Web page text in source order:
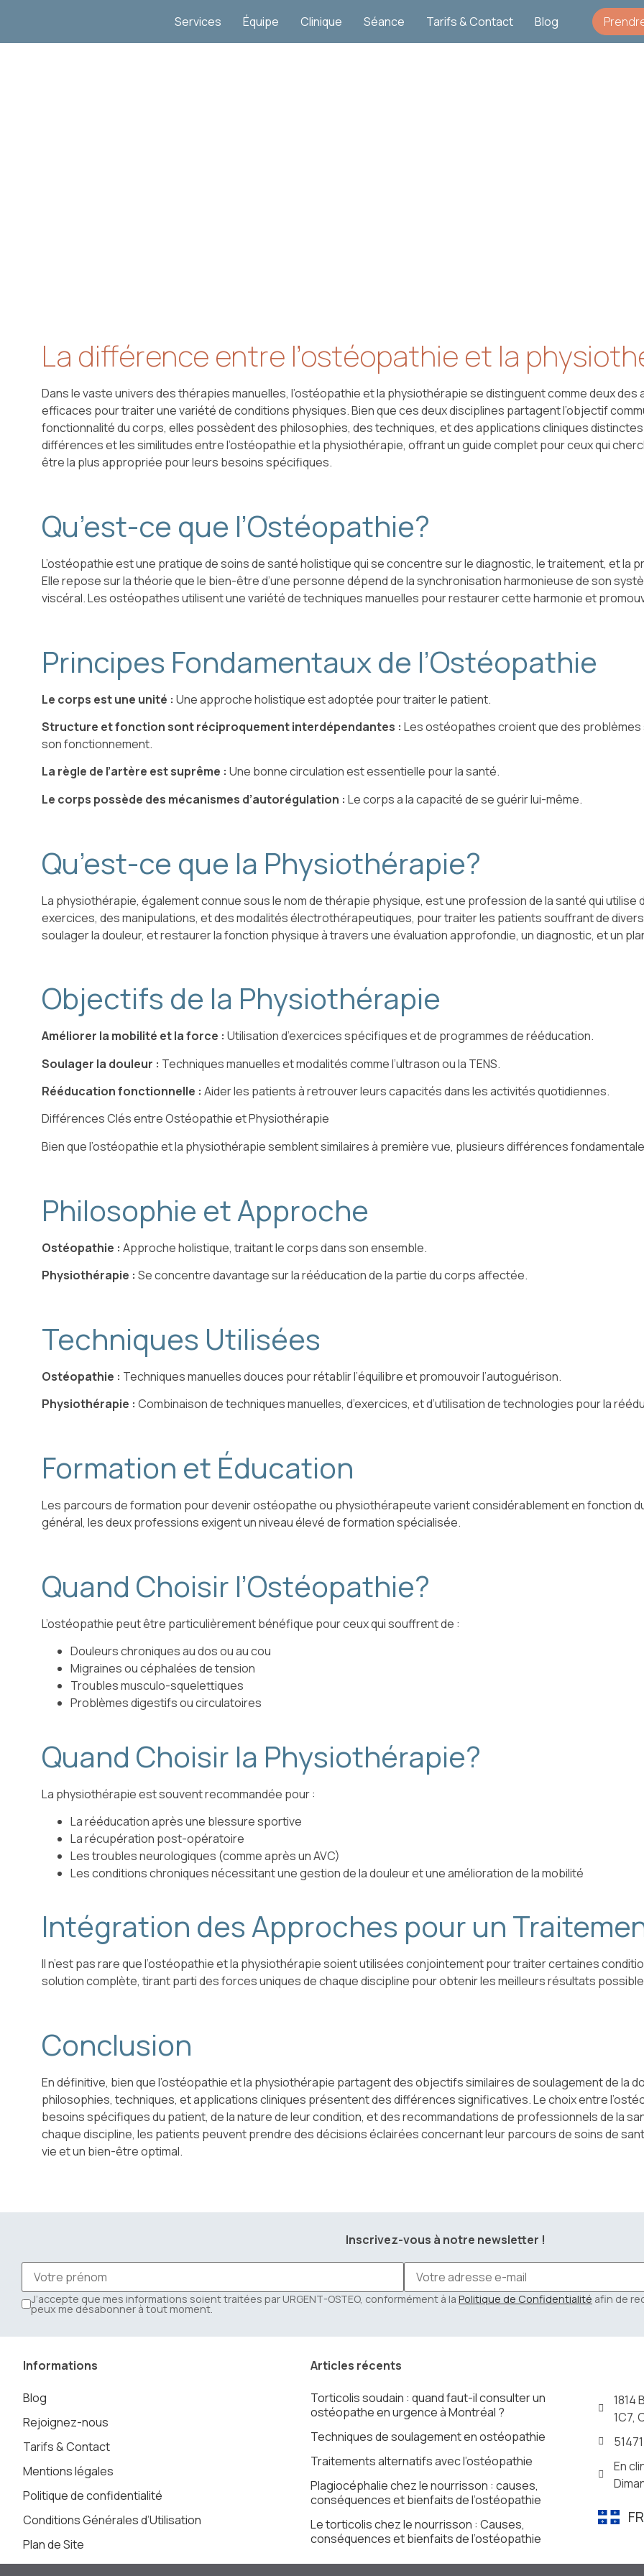
Services Équipe Clinique Séance Tarifs & Contact Blog
La différence entre l’ostéopathie et la
Dans le vaste univers des thérapies manuelles, l’ostéopathie et la physiothérapie se distinguent comme deux
efficaces pour traiter une variété de conditions physiques. Bien que ces deux disciplines partagent l’objectif
fonctionnalité du corps, elles possèdent des philosophies, des techniques, et des applications cliniques
différences et les similitudes entre l’ostéopathie et la physiothérapie, offrant un guide complet pour ceux qui
être la plus appropriée pour leurs besoins spécifiques.
Qu’est-ce que l’Ostéopathie?
L’ostéopathie est une pratique de soins de santé holistique qui se concentre sur le diagnostic, le traitement, et
Elle repose sur la théorie que le bien-être d’une personne dépend de la synchronisation harmonieuse de son
viscéral. Les ostéopathes utilisent une variété de techniques manuelles pour restaurer cette harmonie et
Principes Fondamentaux de l’Ostéopathie
Le corps est une unité : Une approche holistique est adoptée pour traiter le patient.
Structure et fonction sont réciproquement interdépendantes : Les ostéopathes croient que des
son fonctionnement.
La règle de l’artère est suprême : Une bonne circulation est essentielle pour la santé.
Le corps possède des mécanismes d’autorégulation : Le corps a la capacité de se guérir lui-même.
Qu’est-ce que la Physiothérapie?
La physiothérapie, également connue sous le nom de thérapie physique, est une profession de la santé qui
exercices, des manipulations, et des modalités électrothérapeutiques, pour traiter les patients souffrant de
soulager la douleur, et restaurer la fonction physique à travers une évaluation approfondie, un diagnostic, et un
Objectifs de la Physiothérapie
Améliorer la mobilité et la force : Utilisation d’exercices spécifiques et de programmes de rééducation.
Soulager la douleur : Techniques manuelles et modalités comme l’ultrason ou la TENS.
Rééducation fonctionnelle : Aider les patients à retrouver leurs capacités dans les activités quotidiennes.
Différences Clés entre Ostéopathie et Physiothérapie
Bien que l’ostéopathie et la physiothérapie semblent similaires à première vue, plusieurs différences
Philosophie et Approche
Ostéopathie : Approche holistique, traitant le corps dans son ensemble.
Physiothérapie : Se concentre davantage sur la rééducation de la partie du corps affectée.
Techniques Utilisées
Ostéopathie : Techniques manuelles douces pour rétablir l’équilibre et promouvoir l’autoguérison.
Physiothérapie : Combinaison de techniques manuelles, d’exercices, et d’utilisation de technologies pour la
Formation et Éducation
Les parcours de formation pour devenir ostéopathe ou physiothérapeute varient considérablement en fonction
général, les deux professions exigent un niveau élevé de formation spécialisée.
Quand Choisir l’Ostéopathie?
L’ostéopathie peut être particulièrement bénéfique pour ceux qui souffrent de :
Douleurs chroniques au dos ou au cou
Migraines ou céphalées de tension
Troubles musculo-squelettiques
Problèmes digestifs ou circulatoires
Quand Choisir la Physiothérapie?
La physiothérapie est souvent recommandée pour :
La rééducation après une blessure sportive
La récupération post-opératoire
Les troubles neurologiques (comme après un AVC)
Les conditions chroniques nécessitant une gestion de la douleur et une amélioration de la mobilité
Intégration des Approches pour un
Il n’est pas rare que l’ostéopathie et la physiothérapie soient utilisées conjointement pour traiter certaines
solution complète, tirant parti des forces uniques de chaque discipline pour obtenir les meilleurs résultats
Conclusion
En définitive, bien que l’ostéopathie et la physiothérapie partagent des objectifs similaires de soulagement de la
philosophies, techniques, et applications cliniques présentent des différences significatives. Le choix entre
besoins spécifiques du patient, de la nature de leur condition, et des recommandations de professionnels de la
chaque discipline, les patients peuvent prendre des décisions éclairées concernant leur parcours de soins de
vie et un bien-être optimal.
Inscrivez-vous à notre newsletter !
J’accepte que mes informations soient traitées par URGENT-OSTEO, conformément à la Politique de Confidentialité afin de
peux me désabonner à tout moment.
Informations
Blog
Rejoignez-nous
Tarifs & Contact
Mentions légales
Politique de confidentialité
Conditions Générales d’Utilisation
Plan de Site
Articles récents
Torticolis soudain : quand faut-il consulter un
ostéopathe en urgence à Montréal ?
Techniques de soulagement en ostéopathie
Traitements alternatifs avec l’ostéopathie
Plagiocéphalie chez le nourrisson : causes,
conséquences et bienfaits de l’ostéopathie
Le torticolis chez le nourrisson : Causes,
conséquences et bienfaits de l’ostéopathie
1814
1C7,
En
FR